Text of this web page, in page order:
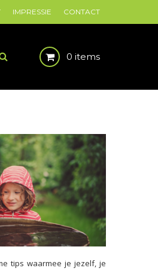
IMPRESSIE CONTACT
0 items
tips waarmee je jezelf, je